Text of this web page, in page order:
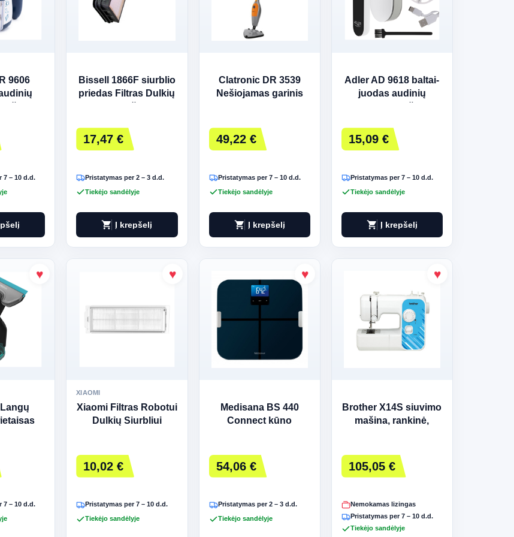
9606
7 – 10 d.d.
Bissell 1866F siurblio
priedas Filtras Dulkių
17,47 €
Pristatymas per 2 – 3 d.d.
Tiekėjo sandėlyje
shopping_cart Į krepšelį
Clatronic DR 3539
Nešiojamas garinis
49,22 €
Pristatymas per 7 – 10 d.d.
Tiekėjo sandėlyje
shopping_cart Į krepšelį
Adler AD 9618 baltai-
juodas audinių
15,09 €
Pristatymas per 7 – 10 d.d.
Tiekėjo sandėlyje
shopping_cart Į krepšelį
7 – 10 d.d.
XIAOMI
Xiaomi Filtras Robotui
Dulkių Siurbliui
10,02 €
Pristatymas per 7 – 10 d.d.
Tiekėjo sandėlyje
Medisana BS 440
Connect kūno
54,06 €
Pristatymas per 2 – 3 d.d.
Tiekėjo sandėlyje
Brother X14S siuvimo
mašina, rankinė,
105,05 €
Nemokamas lizingas
Pristatymas per 7 – 10 d.d.
Tiekėjo sandėlyje